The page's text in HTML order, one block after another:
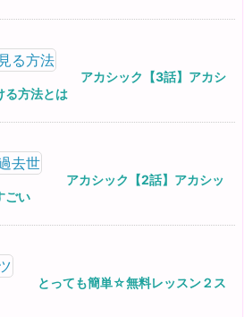
アカシック【3話】アカシ
る方法とは
アカシック【2話】アカシッ
ごい
とっても簡単☆無料レッスン２ス